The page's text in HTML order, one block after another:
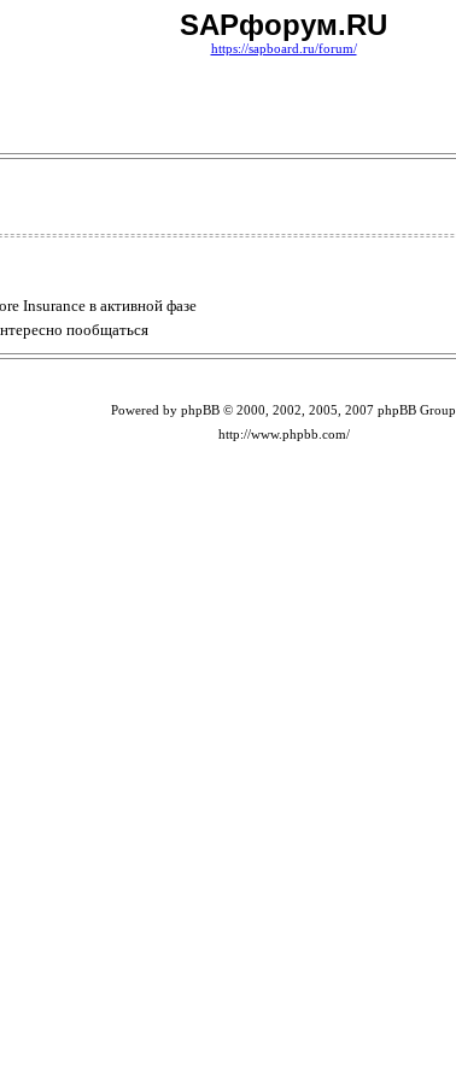
SAPфорум.RU
https://sapboard.ru/forum/
Insurance в активной фазе
пообщаться
Powered by phpBB © 2000, 2002, 2005, 2007 phpBB Group
http://www.phpbb.com/